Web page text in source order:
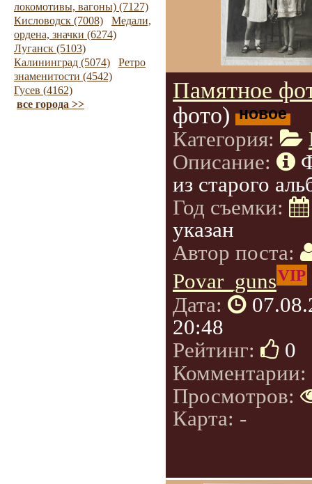
локомотивы, вагоны) (7127)
Кисловодск (7008)
Медали,
ордена, значки (6274)
Луганск (5103)
Калининград (5074)
Ретро
знаменитости (4542)
Гусев (4162)
все города >>
Памятное
фото) новое
Категория:
Описание:
из старого
Год съемки:
указан
Автор поста:
Povar_gunsVIP
Дата:
20:48
Рейтинг:
0
Комментарии:
Просмотров:
Карта: -